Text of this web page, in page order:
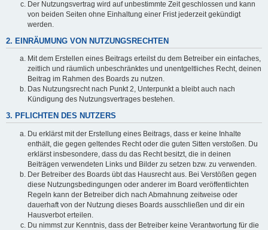
Der Nutzungsvertrag wird auf unbestimmte Zeit geschlossen und kann
von beiden Seiten ohne Einhaltung einer Frist jederzeit gekündigt
werden.
2. EINRÄUMUNG VON NUTZUNGSRECHTEN
Mit dem Erstellen eines Beitrags erteilst du dem Betreiber ein einfaches,
zeitlich und räumlich unbeschränktes und unentgeltliches Recht, deinen
Beitrag im Rahmen des Boards zu nutzen.
Das Nutzungsrecht nach Punkt 2, Unterpunkt a bleibt auch nach
Kündigung des Nutzungsvertrages bestehen.
3. PFLICHTEN DES NUTZERS
Du erklärst mit der Erstellung eines Beitrags, dass er keine Inhalte
enthält, die gegen geltendes Recht oder die guten Sitten verstoßen. Du
erklärst insbesondere, dass du das Recht besitzt, die in deinen
Beiträgen verwendeten Links und Bilder zu setzen bzw. zu verwenden.
Der Betreiber des Boards übt das Hausrecht aus. Bei Verstößen gegen
diese Nutzungsbedingungen oder anderer im Board veröffentlichten
Regeln kann der Betreiber dich nach Abmahnung zeitweise oder
dauerhaft von der Nutzung dieses Boards ausschließen und dir ein
Hausverbot erteilen.
Du nimmst zur Kenntnis, dass der Betreiber keine Verantwortung für die